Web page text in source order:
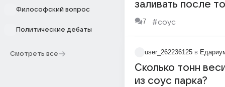
Философский вопрос
Политические дебаты
Смотреть все
заливать после
кипяток залиол
7 #соус
user_262236125 в
Сколько тонн
из соус парка?